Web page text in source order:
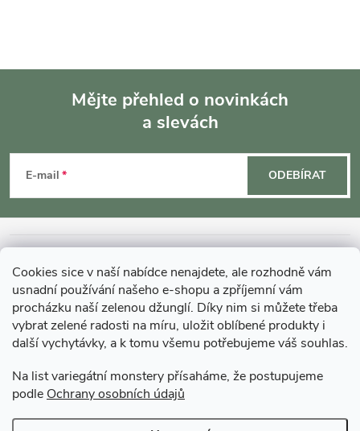
Cookies sice v naší nabídce nenajdete, ale rozhodně vám
usnadní používání našeho e-shopu a zpříjemní vám
procházku naší zelenou džunglí. Díky nim si můžete třeba
vybrat zelené radosti na míru, uložit oblíbené produkty i
další vychytávky, a k tomu všemu potřebujeme váš souhlas.
Na list variegátní monstery přísaháme, že postupujeme
podle Ochrany osobních údajů
p
a
Mějte přehled o novinkách
a slevách
E-mail ODEBÍRAT
MOHLO BY VÁS ZAJÍMAT
O GARDNERS
Gardners Design - Projekt, realizace a údržba zahrad a interiérů